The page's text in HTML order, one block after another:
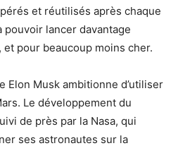
et réutilisés après chaque
lancer davantage
et pour beaucoup moins cher.
Elon Musk ambitionne d’utiliser
Le développement du
de près par la Nasa, qui
ses astronautes sur la